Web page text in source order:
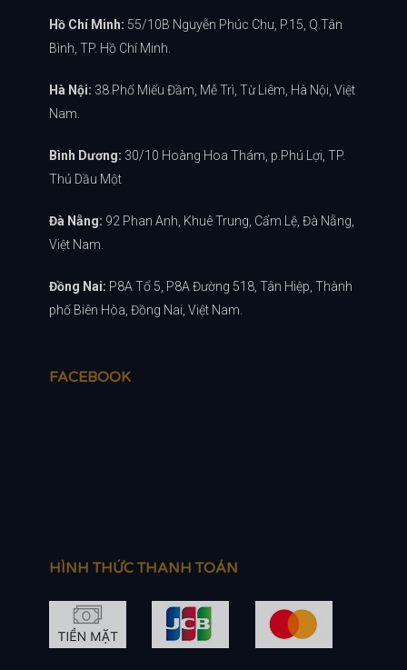
Hồ Chí Minh: 55/10B Nguyễn Phúc Chu, P.15, Q.Tân
Bình, TP. Hồ Chí Minh.
Hà Nội: 38 Phố Miếu Đầm, Mễ Trì, Từ Liêm, Hà Nội, Việt
Nam.
Bình Dương: 30/10 Hoàng Hoa Thám, p.Phú Lợi, TP.
Thủ Dầu Một
Đà Nẵng: 92 Phan Anh, Khuê Trung, Cẩm Lệ, Đà Nẵng,
Việt Nam.
Đồng Nai: P8A Tổ 5, P8A Đường 518, Tân Hiệp, Thành
phố Biên Hòa, Đồng Nai, Việt Nam.
FACEBOOK
HÌNH THỨC THANH TOÁN